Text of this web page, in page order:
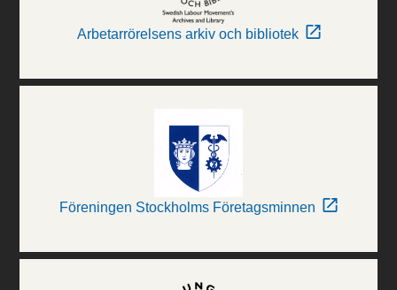
Arbetarrörelsens arkiv och bibliotek
Föreningen Stockholms Företagsminnen